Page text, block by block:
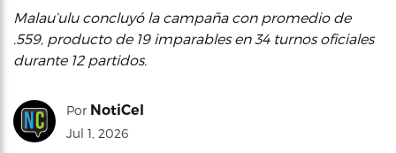
Malau’ulu concluyó la campaña con promedio de
.559, producto de 19 imparables en 34 turnos oficiales
durante 12 partidos.
Por NotiCel
Jul 1, 2026